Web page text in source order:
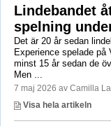
Lindebandet
spelning
Det är 20 år sedan
Experience spelade
minst 15 år sedan de
Men ...
7 maj 2026 av Camilla
Visa hela artikeln